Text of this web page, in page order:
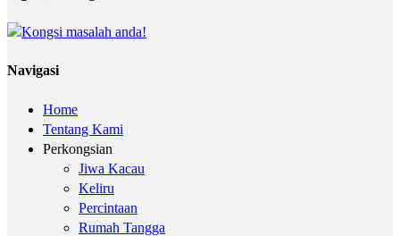
Navigasi
Home
Tentang Kami
Perkongsian
Jiwa Kacau
Keliru
Percintaan
Rumah Tangga